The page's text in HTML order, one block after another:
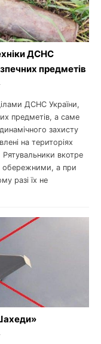
ДСНС
предметів
ДСНС України,
предметів, а саме
захисту
на територіях
вкотре
обережними, а при
разі їх не